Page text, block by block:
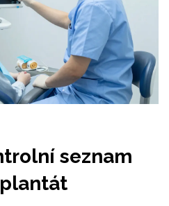
seznam